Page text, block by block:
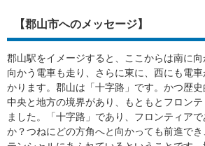
【郡山市へのメッセージ】
郡山駅をイメージすると、ここからは南に
向かう電車も走り、さらに東に、西にも電
かります。郡山は「十字路」です。かつ歴
中央と地方の境界があり、もともとフロン
ました。「十字路」であり、フロンティア
か？つねにどの方角へと向かっても前進で